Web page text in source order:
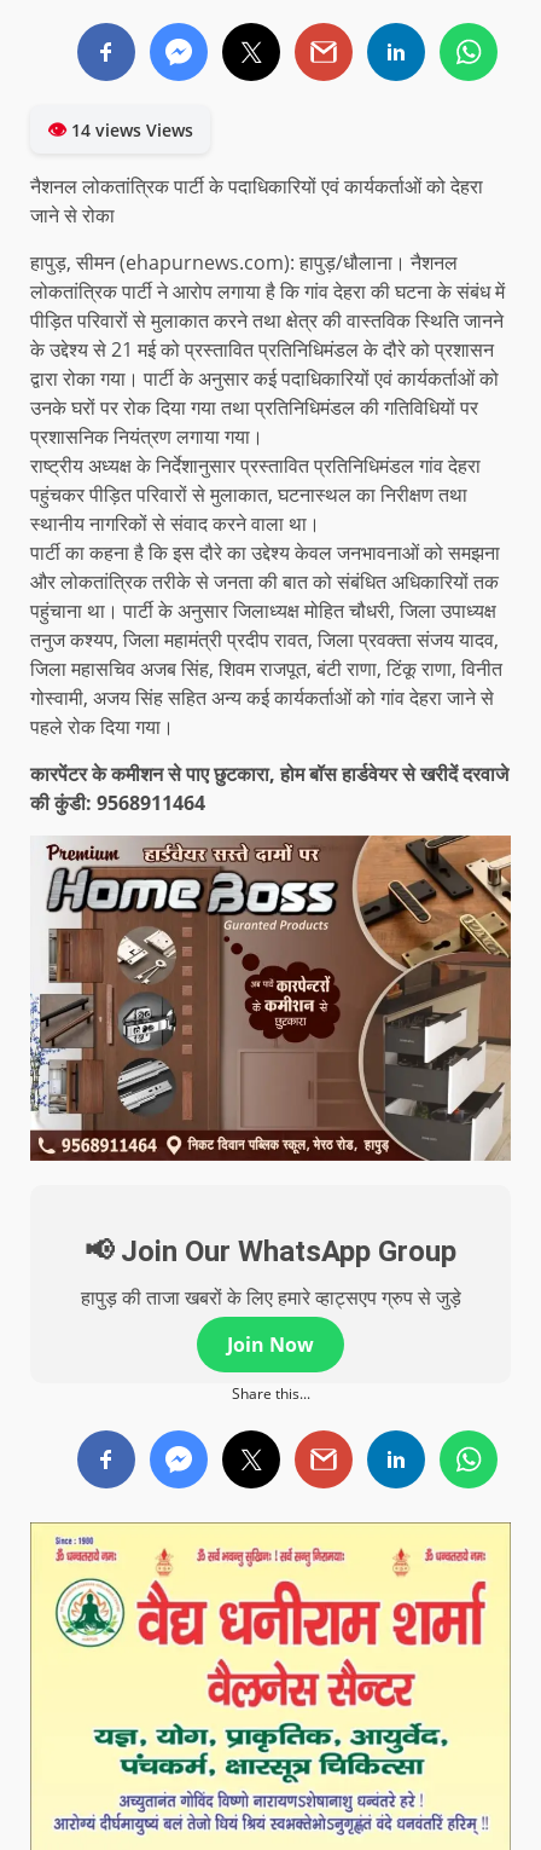
👁14 views Views
नैशनल लोकतांत्रिक पार्टी के पदाधिकारियों एवं कार्यकर्ताओं को देहरा
जाने से रोका
हापुड़, सीमन (ehapurnews.com): हापुड़/धौलाना। नैशनल
लोकतांत्रिक पार्टी ने आरोप लगाया है कि गांव देहरा की घटना के संबंध में
पीड़ित परिवारों से मुलाकात करने तथा क्षेत्र की वास्तविक स्थिति जानने
के उद्देश्य से 21 मई को प्रस्तावित प्रतिनिधिमंडल के दौरे को प्रशासन
द्वारा रोका गया। पार्टी के अनुसार कई पदाधिकारियों एवं कार्यकर्ताओं को
उनके घरों पर रोक दिया गया तथा प्रतिनिधिमंडल की गतिविधियों पर
प्रशासनिक नियंत्रण लगाया गया।
राष्ट्रीय अध्यक्ष के निर्देशानुसार प्रस्तावित प्रतिनिधिमंडल गांव देहरा
पहुंचकर पीड़ित परिवारों से मुलाकात, घटनास्थल का निरीक्षण तथा
स्थानीय नागरिकों से संवाद करने वाला था।
पार्टी का कहना है कि इस दौरे का उद्देश्य केवल जनभावनाओं को समझना
और लोकतांत्रिक तरीके से जनता की बात को संबंधित अधिकारियों तक
पहुंचाना था। पार्टी के अनुसार जिलाध्यक्ष मोहित चौधरी, जिला उपाध्यक्ष
तनुज कश्यप, जिला महामंत्री प्रदीप रावत, जिला प्रवक्ता संजय यादव,
जिला महासचिव अजब सिंह, शिवम राजपूत, बंटी राणा, टिंकू राणा, विनीत
गोस्वामी, अजय सिंह सहित अन्य कई कार्यकर्ताओं को गांव देहरा जाने से
पहले रोक दिया गया।
कारपेंटर के कमीशन से पाए छुटकारा, होम बॉस हार्डवेयर से खरीदें दरवाजे
की कुंडी: 9568911464
📢 Join Our WhatsApp Group
हापुड़ की ताजा खबरों के लिए हमारे व्हाट्सएप ग्रुप से जुड़े
Join Now
Share this...